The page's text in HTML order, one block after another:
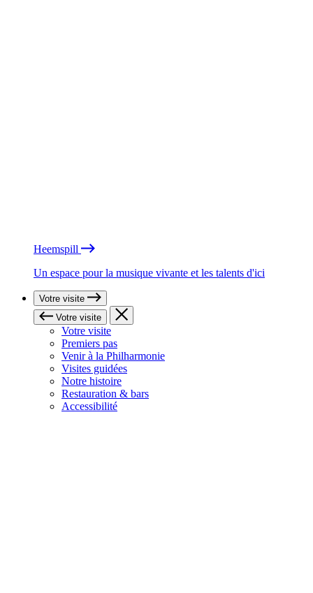
Heemspill
Un espace pour la musique vivante et les talents d'ici
Votre visite
Votre visite
Votre visite
Premiers pas
Venir à la Philharmonie
Visites guidées
Notre histoire
Restauration & bars
Accessibilité